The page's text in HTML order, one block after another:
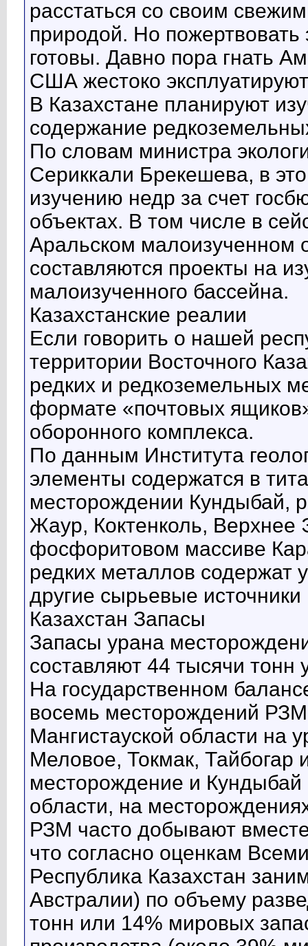
расстаться со своим
природой. Но
готовы. Давно пора гнать
США жестоко
В Казахстане планируют
содержание
По словам министра
Сериккали Брекешева, в
изучению недр за счет
объектах. В том числе в
Аральском малоизученном
составляются проекты на
малоизученного бассейна.
Казахстанские реалии
Если говорить о нашей
территории Восточного
редких и редкоземельных
формате «почтовых
оборонного комплекса.
По данным Института
элементы содержатся в
месторождении Кундыбай,
Жаур, Коктенколь, Верхнее
фосфоритовом массиве
редких металлов содержат
другие сырьевые источники
Казахстан Запасы
Запасы урана
составляют 44 тысячи тонн
На государственном
восемь месторождений
Мангистауской области на
Меловое, Токмак, Тайбогар
месторождение и Кундыбай
области, на
РЗМ часто добывают
что согласно оценкам
Республика Казахстан
Австралии) по объему
тонн или 14% мировых